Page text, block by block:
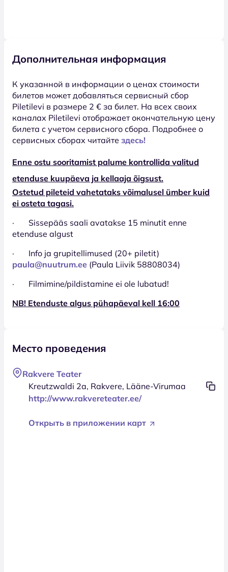
Дополнительная информация
К указанной в информации о ценах стоимости
билетов может добавляться сервисный сбор
Piletilevi в размере 2 € за билет. На всех своих
каналах Piletilevi отображает окончательную цену
билета с учетом сервисного сбора. Подробнее о
сервисных сборах читайте здесь!
Enne ostu sooritamist palume kontrollida valitud
etenduse kuupäeva ja kellaaja õigsust.
Ostetud pileteid vahetataks võimalusel ümber kuid
ei osteta tagasi.
· Sissepääs saali avatakse 15 minutit enne
etenduse algust
· Info ja grupitellimused (20+ piletit)
paula@nuutrum.ee (Paula Liivik 58808034)
· Filmimine/pildistamine ei ole lubatud!
NB! Etenduste algus pühapäeval kell 16:00
Место проведения
Rakvere Teater
Kreutzwaldi 2a, Rakvere, Lääne-Virumaa
http://www.rakvereteater.ee/
Открыть в приложении карт